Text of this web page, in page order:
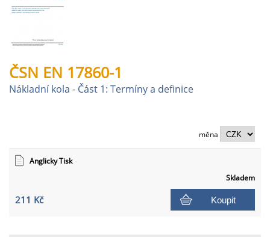
ČSN EN 17860-1
Nákladní kola - Část 1: Termíny a definice
měna
Anglicky Tisk
Skladem
211 Kč Koupit